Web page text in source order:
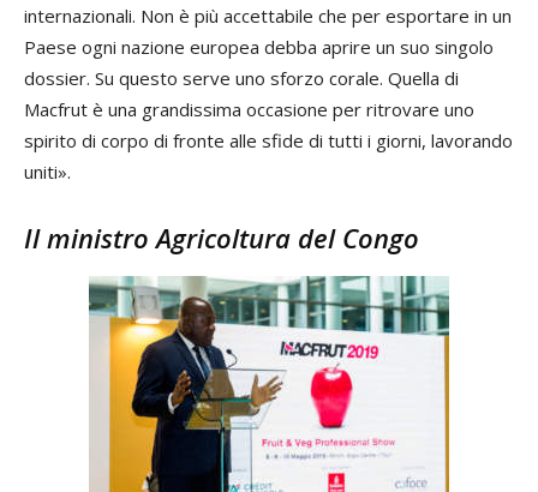
internazionali. Non è più accettabile che per esportare in un
Paese ogni nazione europea debba aprire un suo singolo
dossier. Su questo serve uno sforzo corale. Quella di
Macfrut è una grandissima occasione per ritrovare uno
spirito di corpo di fronte alle sfide di tutti i giorni, lavorando
uniti».
Il ministro Agricoltura del Congo